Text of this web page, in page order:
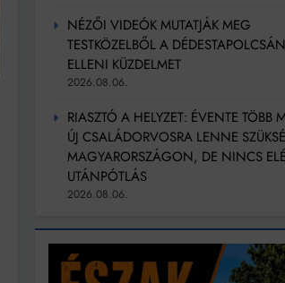
NÉZŐI VIDEÓK MUTATJÁK MEG
TESTKÖZELBŐL A
ELLENI KÜZDELMET
2026.08.06.
RIASZTÓ A HELYZET: ÉVENTE TÖBB
ÚJ CSALÁDORVOSRA LENNE
MAGYARORSZÁGON, DE NINCS
UTÁNPÓTLÁS
2026.08.06.